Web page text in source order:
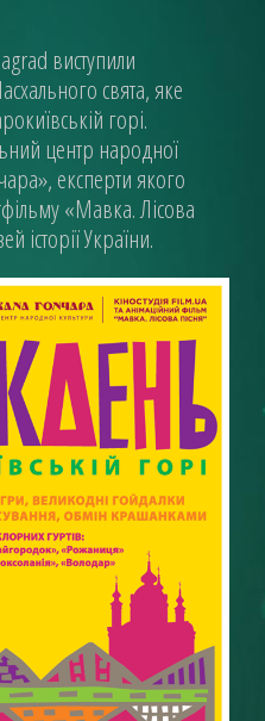
виступили
свята, яке
горі.
центр народної
експерти якого
«Мавка. Лісова
історії України.